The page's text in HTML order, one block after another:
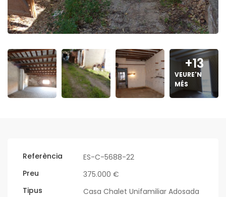
+13
VEURE'N
MÉS
Referència
ES-C-5688-22
Preu
375.000 €
Tipus
Casa Chalet Unifamiliar Adosada